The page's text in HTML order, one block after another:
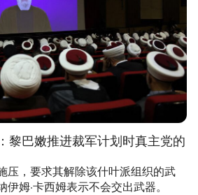
黎巴嫩推进裁军计划时真主党的
压，要求其解除该什叶派组织的武
姆·卡西姆表示不会交出武器。